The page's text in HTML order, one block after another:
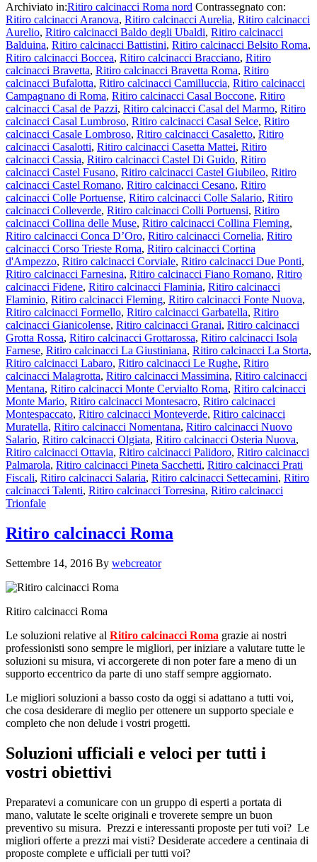
Archiviato in:Ritiro calcinacci Roma nord Contrassegnato con:
Ritiro calcinacci Aranova, Ritiro calcinacci Aurelia, Ritiro calcinacci
Aurelio, Ritiro calcinacci Baldo degli Ubaldi, Ritiro calcinacci
Balduina, Ritiro calcinacci Battistini, Ritiro calcinacci Belsito Roma,
Ritiro calcinacci Boccea, Ritiro calcinacci Bracciano, Ritiro
calcinacci Bravetta, Ritiro calcinacci Bravetta Roma, Ritiro
calcinacci Bufalotta, Ritiro calcinacci Camilluccia, Ritiro calcinacci
Campagnano di Roma, Ritiro calcinacci Casal Boccone, Ritiro
calcinacci Casal de Pazzi, Ritiro calcinacci Casal del Marmo, Ritiro
calcinacci Casal Lumbroso, Ritiro calcinacci Casal Selce, Ritiro
calcinacci Casale Lombroso, Ritiro calcinacci Casaletto, Ritiro
calcinacci Casalotti, Ritiro calcinacci Casetta Mattei, Ritiro
calcinacci Cassia, Ritiro calcinacci Castel Di Guido, Ritiro
calcinacci Castel Fusano, Ritiro calcinacci Castel Giubileo, Ritiro
calcinacci Castel Romano, Ritiro calcinacci Cesano, Ritiro
calcinacci Colle Portuense, Ritiro calcinacci Colle Salario, Ritiro
calcinacci Colleverde, Ritiro calcinacci Colli Portuensi, Ritiro
calcinacci Collina delle Muse, Ritiro calcinacci Collina Fleming,
Ritiro calcinacci Conca D’Oro, Ritiro calcinacci Cornelia, Ritiro
calcinacci Corso Trieste Roma, Ritiro calcinacci Cortina
d'Ampezzo, Ritiro calcinacci Corviale, Ritiro calcinacci Due Ponti,
Ritiro calcinacci Farnesina, Ritiro calcinacci Fiano Romano, Ritiro
calcinacci Fidene, Ritiro calcinacci Flaminia, Ritiro calcinacci
Flaminio, Ritiro calcinacci Fleming, Ritiro calcinacci Fonte Nuova,
Ritiro calcinacci Formello, Ritiro calcinacci Garbatella, Ritiro
calcinacci Gianicolense, Ritiro calcinacci Granai, Ritiro calcinacci
Grotta Rossa, Ritiro calcinacci Grottarossa, Ritiro calcinacci Isola
Farnese, Ritiro calcinacci La Giustiniana, Ritiro calcinacci La Storta,
Ritiro calcinacci Labaro, Ritiro calcinacci Le Rughe, Ritiro
calcinacci Malagrotta, Ritiro calcinacci Massimina, Ritiro calcinacci
Mentana, Ritiro calcinacci Monte Cervialto Roma, Ritiro calcinacci
Monte Mario, Ritiro calcinacci Montesacro, Ritiro calcinacci
Montespaccato, Ritiro calcinacci Monteverde, Ritiro calcinacci
Muratella, Ritiro calcinacci Nomentana, Ritiro calcinacci Nuovo
Salario, Ritiro calcinacci Olgiata, Ritiro calcinacci Osteria Nuova,
Ritiro calcinacci Ottavia, Ritiro calcinacci Palidoro, Ritiro calcinacci
Palmarola, Ritiro calcinacci Pineta Sacchetti, Ritiro calcinacci Prati
Fiscali, Ritiro calcinacci Salaria, Ritiro calcinacci Settecamini, Ritiro
calcinacci Talenti, Ritiro calcinacci Torresina, Ritiro calcinacci
Trionfale
Ritiro calcinacci Roma
Settembre 14, 2016 By webcreator
Ritiro calcinacci Roma
Le soluzioni relative al Ritiro calcinacci Roma grazie ai nostri
professionisti sono sempre le migliori, per iniziare a valutare tutte le
soluzioni su misura, vi accorgerete di non poter fare a meno di un
supporto eccentrico da parte di uno staff sempre aggiornato.
Le migliori soluzioni a basso costo da oggi si adattano a tutti voi,
che cosa desiderare di meglio per ottenere un supporto speciale e
completo che non delude i vostri progetti.
Soluzioni ufficiali e veloci per tutti i
vostri obiettivi
Preparatevi a comunicare con un gruppo di esperti a portata di
mano, valutate le scelte originali e troverete sempre un buon
preventivo su misura. Prezzi e interessanti proposte per tuti voi? Le
migliori offerte a prezzi mai visti? Desiderate accedere a centinaia di
proposte complete e ufficiali per tutti voi?